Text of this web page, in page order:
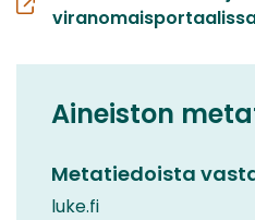
Aineiston
Metatiedoista
luke.fi